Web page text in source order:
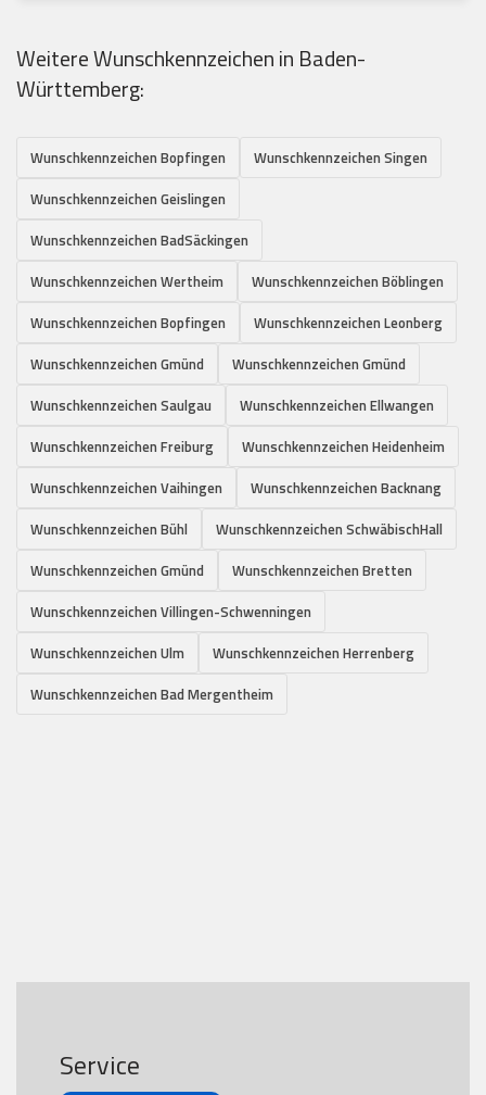
Weitere Wunschkennzeichen in Baden-
Württemberg:
Wunschkennzeichen Bopfingen
Wunschkennzeichen Singen
Wunschkennzeichen Geislingen
Wunschkennzeichen BadSäckingen
Wunschkennzeichen Wertheim
Wunschkennzeichen Böblingen
Wunschkennzeichen Bopfingen
Wunschkennzeichen Leonberg
Wunschkennzeichen Gmünd
Wunschkennzeichen Gmünd
Wunschkennzeichen Saulgau
Wunschkennzeichen Ellwangen
Wunschkennzeichen Freiburg
Wunschkennzeichen Heidenheim
Wunschkennzeichen Vaihingen
Wunschkennzeichen Backnang
Wunschkennzeichen Bühl
Wunschkennzeichen SchwäbischHall
Wunschkennzeichen Gmünd
Wunschkennzeichen Bretten
Wunschkennzeichen Villingen-Schwenningen
Wunschkennzeichen Ulm
Wunschkennzeichen Herrenberg
Wunschkennzeichen Bad Mergentheim
Service